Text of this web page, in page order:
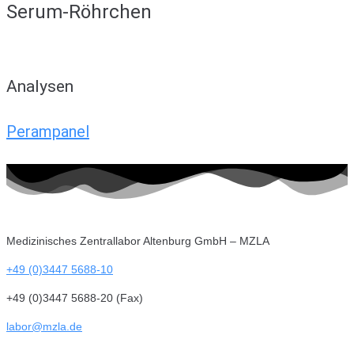
Serum-Röhrchen
Analysen
Perampanel
Medizinisches Zentrallabor Altenburg GmbH – MZLA
+49 (0)3447 5688-10
+49 (0)3447 5688-20 (Fax)
labor@mzla.de